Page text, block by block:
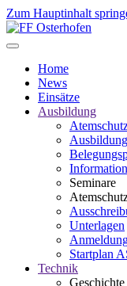
Zum Hauptinhalt
Home
News
Einsätze
Ausbildung
Ausbildung
Seminare
Unterlagen
Startplan
Technik